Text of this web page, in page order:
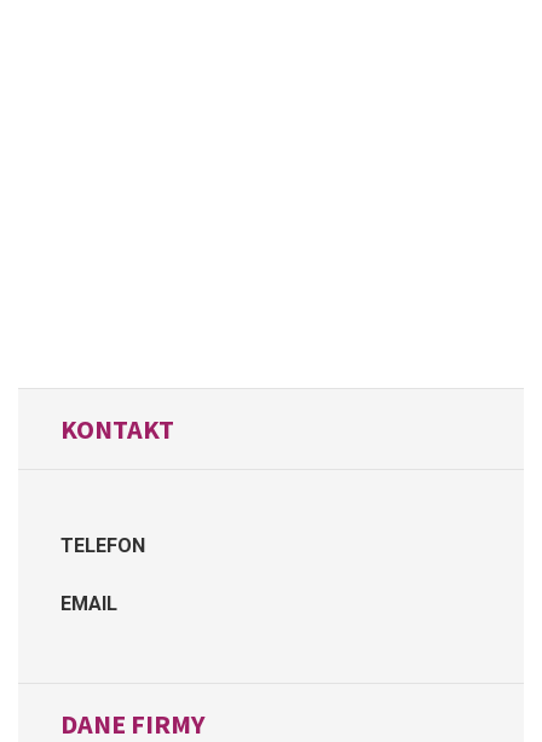
KONTAKT
TELEFON
EMAIL
DANE FIRMY